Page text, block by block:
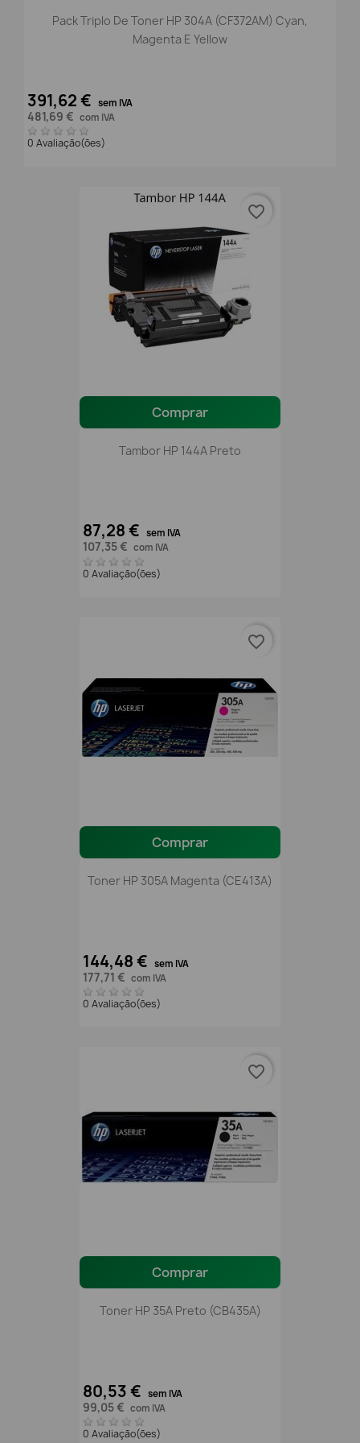
Pack Triplo De Toner HP 304A (CF372AM) Cyan,
Magenta E Yellow
391,62 € sem IVA
481,69 € com IVA
0 Avaliação(ões)
Comprar
Tambor HP 144A Preto
87,28 € sem IVA
107,35 € com IVA
0 Avaliação(ões)
favorite_border
Comprar
Toner HP 305A Magenta (CE413A)
144,48 € sem IVA
177,71 € com IVA
0 Avaliação(ões)
favorite_border
Comprar
Toner HP 35A Preto (CB435A)
80,53 € sem IVA
99,05 € com IVA
0 Avaliação(ões)
favorite_border